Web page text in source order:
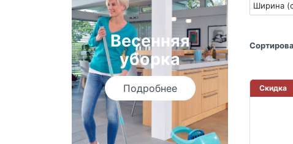
Весенняя
уборка
Подробнее
Ширина
Скидка